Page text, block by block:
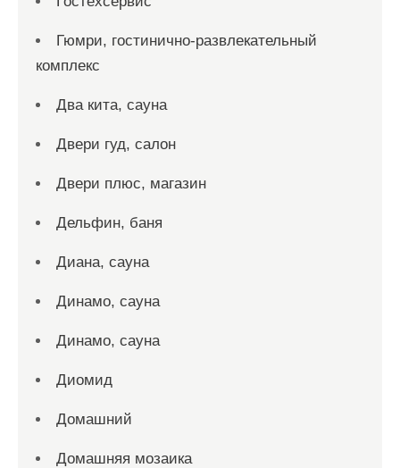
Гюмри, гостинично-развлекательный
комплекс
Два кита, сауна
Двери гуд, салон
Двери плюс, магазин
Дельфин, баня
Диана, сауна
Динамо, сауна
Динамо, сауна
Диомид
Домашний
Домашняя мозаика